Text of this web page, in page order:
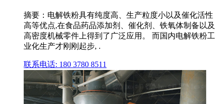
摘要：电解铁粉具有纯度高、生产粒度小以及催化活性
高等优点,在食品药品添加剂、催化剂、铁氧体制备以及
高密度机械零件上得到了广泛应用。 而国内电解铁粉工
业化生产才刚刚起步, .
联系电话: 180 3780 8511